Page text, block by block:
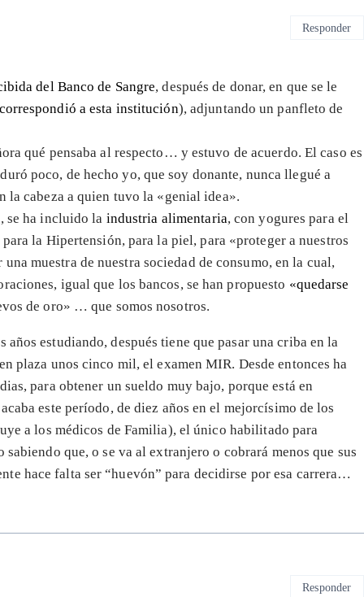
del Banco de Sangre, después de donar, en que se le
a esta institución), adjuntando un panfleto de
qué pensaba al respecto… y estuvo de acuerdo. El caso es
poco, de hecho yo, que soy donante, nunca llegué a
la cabeza a quien tuvo la «genial idea».
se ha incluido la industria alimentaria, con yogures para el
para la Hipertensión, para la piel, para «proteger a nuestros
muestra de nuestra sociedad de consumo, en la cual,
igual que los bancos, se han propuesto «quedarse
de oro» … que somos nosotros.
años estudiando, después tiene que pasar una criba en la
plaza unos cinco mil, el examen MIR. Desde entonces ha
para obtener un sueldo muy bajo, porque está en
este período, de diez años en el mejorcísimo de los
a los médicos de Familia), el único habilitado para
que, o se va al extranjero o cobrará menos que sus
hace falta ser “huevón” para decidirse por esa carrera…
Responder
Responder